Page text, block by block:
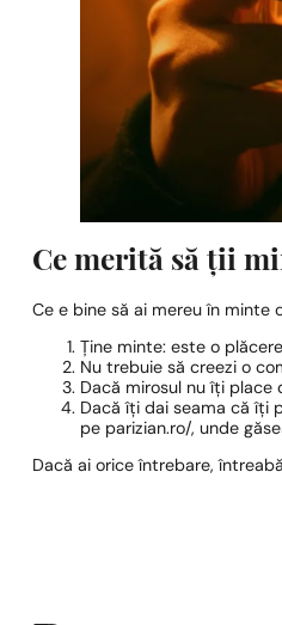
Ce merită să ții
Ce e bine să ai mereu în minte
Ține minte: este o
Nu trebuie să creezi o
Dacă mirosul nu îți place
Dacă îți dai seama că îți
pe parizian.ro/, unde
Dacă ai orice întrebare,